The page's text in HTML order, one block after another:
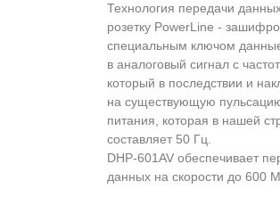
Технология передачи
розетку PowerLine -
специальным ключом
в аналоговый сигнал с
который в последствии и
на существующую
питания, которая в нашей
составляет 50 Гц.
DHP-601AV обеспечивает
данных на скорости до 600